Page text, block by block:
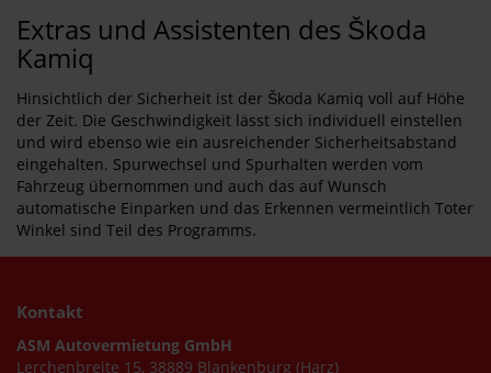
Extras und Assistenten des Škoda
Kamiq
Hinsichtlich der Sicherheit ist der Škoda Kamiq voll auf Höhe
der Zeit. Die Geschwindigkeit lässt sich individuell einstellen
und wird ebenso wie ein ausreichender Sicherheitsabstand
eingehalten. Spurwechsel und Spurhalten werden vom
Fahrzeug übernommen und auch das auf Wunsch
automatische Einparken und das Erkennen vermeintlich Toter
Winkel sind Teil des Programms.
Kontakt
ASM Autovermietung GmbH
Lerchenbreite 15, 38889 Blankenburg (Harz)